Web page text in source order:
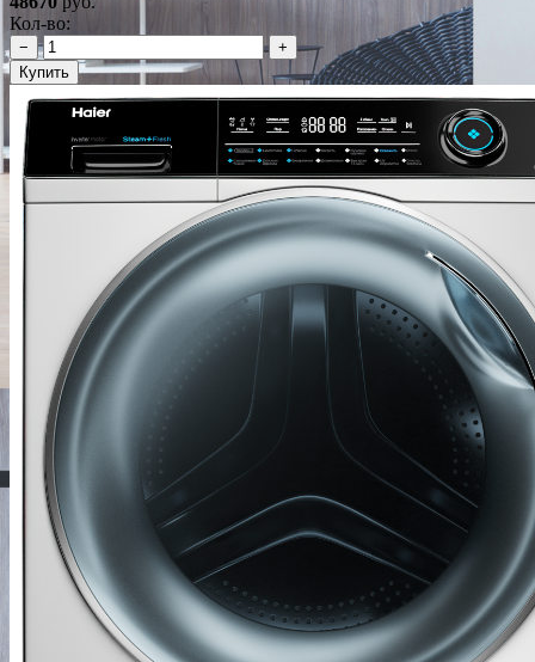
Кол-во:
−
+
Купить